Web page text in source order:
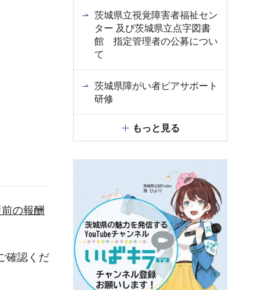
の報酬
確認くだ
茨城県立視覚障害者福祉セン
ター 及び茨城県立点字図書
館 指定管理者の公募につい
て
茨城県障がい者ピアサポート
研修
もっと見る